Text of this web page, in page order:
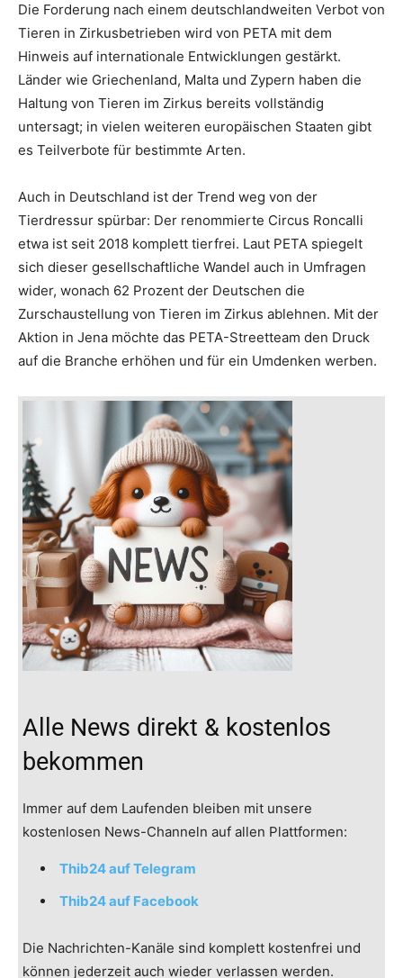
Die Forderung nach einem deutschlandweiten Verbot von
Tieren in Zirkusbetrieben wird von PETA mit dem
Hinweis auf internationale Entwicklungen gestärkt.
Länder wie Griechenland, Malta und Zypern haben die
Haltung von Tieren im Zirkus bereits vollständig
untersagt; in vielen weiteren europäischen Staaten gibt
es Teilverbote für bestimmte Arten.
Auch in Deutschland ist der Trend weg von der
Tierdressur spürbar: Der renommierte Circus Roncalli
etwa ist seit 2018 komplett tierfrei. Laut PETA spiegelt
sich dieser gesellschaftliche Wandel auch in Umfragen
wider, wonach 62 Prozent der Deutschen die
Zurschaustellung von Tieren im Zirkus ablehnen. Mit der
Aktion in Jena möchte das PETA-Streetteam den Druck
auf die Branche erhöhen und für ein Umdenken werben.
Alle News direkt & kostenlos
bekommen
Immer auf dem Laufenden bleiben mit unsere
kostenlosen News-Channeln auf allen Plattformen:
Thib24 auf Telegram
Thib24 auf Facebook
Die Nachrichten-Kanäle sind komplett kostenfrei und
können jederzeit auch wieder verlassen werden.